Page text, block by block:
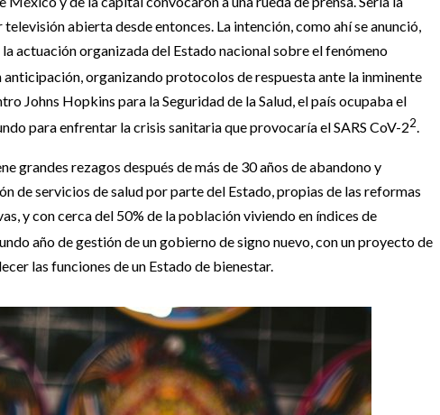
abierta desde entonces. La intención, como ahí se anunció,
actuación organizada del Estado nacional sobre el fenómeno
organizando protocolos de respuesta ante la inminente
Johns Hopkins para la Seguridad de la Salud, el país ocupaba el
para enfrentar la crisis sanitaria que provocaría el SARS CoV-22.
grandes rezagos después de más de 30 años de abandono y
de servicios de salud por parte del Estado, propias de las reformas
y con cerca del 50% de la población viviendo en índices de
año de gestión de un gobierno de signo nuevo, con un proyecto de
las funciones de un Estado de bienestar.